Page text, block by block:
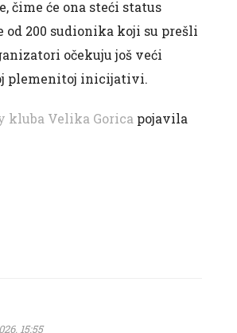
čime će ona steći status
200 sudionika koji su prešli
očekuju još veći
plemenitoj inicijativi.
kluba Velika Gorica pojavila
15:55